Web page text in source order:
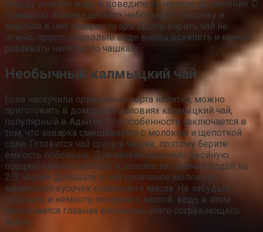
посуду налейте воду и доведите ее на огне до кипения. С
помощью ложки сделайте небольшую воронку и
всыпьте в нее заварку пуэра. Долго варить чай не
нужно, просто позвольте воде вновь вскипеть и можно
разливать напиток по чашкам.
Необычный калмыцкий чай
Если наскучили привычные сорта напитка, можно
приготовить в домашних условиях калмыцкий чай,
популярный в Адыгее. Его особенность заключается в
том, что заварка смешивается с молоком и щепоткой
соли. Готовится чай сразу в чашке, поэтому берите
емкость побольше. Для начала насыпьте двойную
порцию чайных листьев и залейте их горячей водой на
2/3 чашки. Добавьте в чай кипяченое молоко и
маленький кусочек сливочного масла. Не забудьте
посолить и немного поперчить настой, ведь в этом
заключается главная изюминка этого согревающего
зелья.